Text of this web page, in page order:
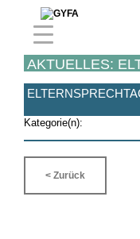
AKTUELLES:
Kategorie(n):
< Zurück